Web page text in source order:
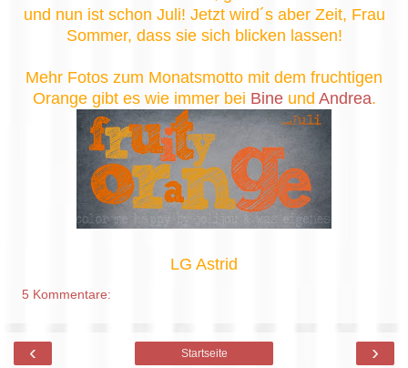
und nun ist schon Juli! Jetzt wird´s aber Zeit, Frau
Sommer, dass sie sich blicken lassen!
Mehr Fotos zum Monatsmotto mit dem fruchtigen
Orange gibt es wie immer bei Bineund Andrea.
LG Astrid
5 Kommentare:
‹ ›
Startseite